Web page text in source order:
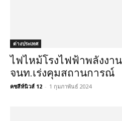
ต่างประเทศ
ไฟไหม้โรงไฟฟ้าพลังง
จนท.เร่งคุมสถานการณ์
คชสีห์นิวส์ 12 - 1 กุมภาพันธ์ 2024